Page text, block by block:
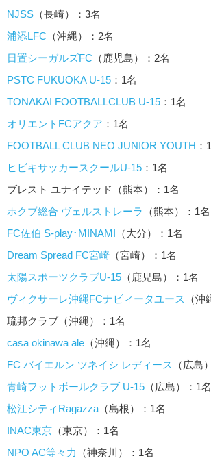
NJSS （長崎）：3名
浦添LFC （沖縄）：2名
日置シーガルズFC （鹿児島）：2名
PSTC FUKUOKA U-15 ：1名
TONAKAI FOOTBALLCLUB U-15 ：1名
オリエントFCアクア ：1名
FOOTBALL CLUB NEO JUNIOR YOUTH ：
ヒビキサッカースクールU-15 ：1名
ブレスト ユナイテッド（熊本）：1名
ホクブ総合 ヴェルストレーラ
（熊本）：1名
FC佐伯 S-play･MINAMI （大分）：1名
Dream Spread FC宮崎 （宮崎）：1名
太陽スポーツクラブU-15 （鹿児島）：1名
ヴィクサーレ沖縄FCナビィータユース
（
琉邦クラブ（沖縄）：1名
casa okinawa ale （沖縄）：1名
FC バイエルン ツネイシ レディース
（広島
青崎フットボールクラブ U-15 （広島）：1名
松江シティRagazza （島根）：1名
INAC東京 （東京）：1名
NPO AC等々力
（神奈川）：1名